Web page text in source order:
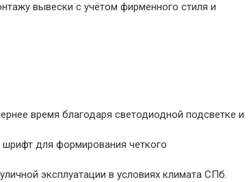
вывески с учётом фирменного стиля и
время благодаря светодиодной подсветке и
для формирования четкого
эксплуатации в условиях климата СПб.